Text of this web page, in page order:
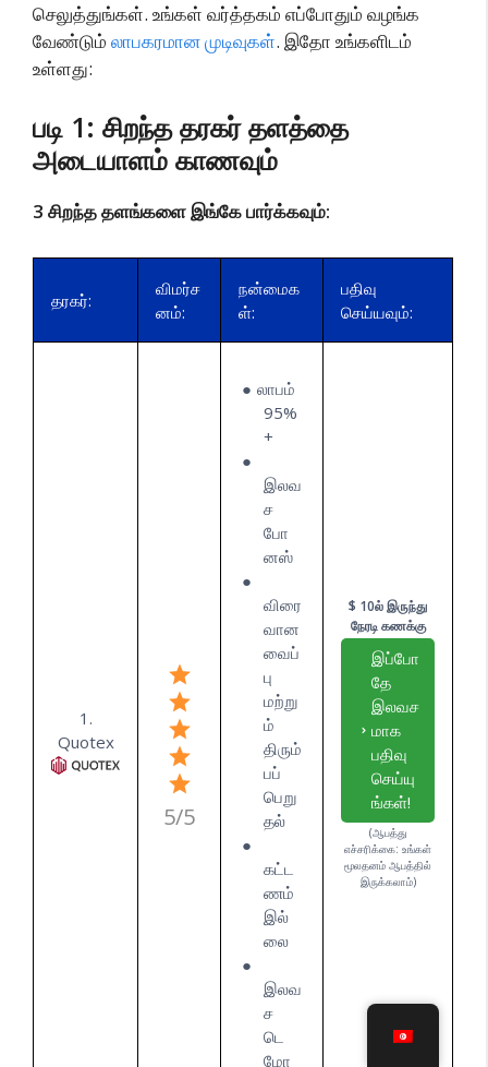
செலுத்துங்கள். உங்கள் வர்த்தகம் எப்போதும் வழங்க
வேண்டும் லாபகரமான முடிவுகள். இதோ உங்களிடம்
உள்ளது:
படி 1: சிறந்த தரகர் தளத்தை
அடையாளம் காணவும்
3 சிறந்த தளங்களை இங்கே பார்க்கவும்:
தரகர்:
விமர்ச
னம்:
நன்மைக
ள்:
பதிவு
செய்யவும்:
1.
Quotex
5/5
லாபம்
95%
+
இலவ
ச
போ
னஸ்
விரை
வான
வைப்
பு
மற்று
ம்
திரும்
பப்
பெறு
தல்
கட்ட
ணம்
இல்
லை
இலவ
ச
டெ
மோ
$ 10ல் இருந்து
நேரடி கணக்கு
இப்போ
தே
இலவச
மாக
பதிவு
செய்யு
ங்கள்!
(ஆபத்து
எச்சரிக்கை: உங்கள்
மூலதனம் ஆபத்தில்
இருக்கலாம்)